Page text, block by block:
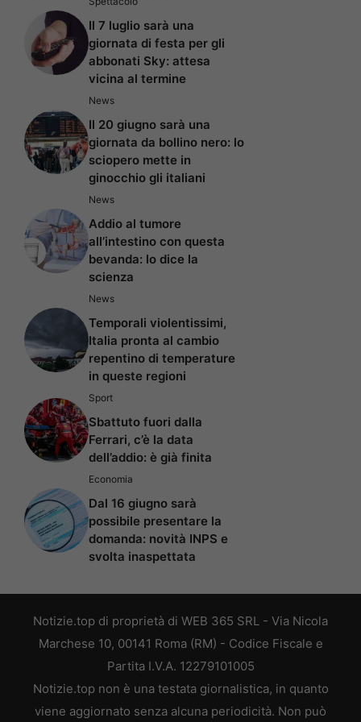
Il 7 luglio sarà una
giornata di festa per gli
abbonati Sky: attesa
vicina al termine
News
Il 20 giugno sarà una
giornata da bollino nero: lo
sciopero mette in
ginocchio gli italiani
News
Addio al tumore
all’intestino con questa
bevanda: lo dice la
scienza
News
Temporali violentissimi,
Italia pronta al cambio
repentino di temperature
in queste regioni
Sport
Sbattuto fuori dalla
Ferrari, c’è la data
dell’addio: è già finita
Economia
Dal 16 giugno sarà
possibile presentare la
domanda: novità INPS e
svolta inaspettata
Notizie.top di proprietà di WEB 365 SRL - Via Nicola
Marchese 10, 00141 Roma (RM) - Codice Fiscale e
Partita I.V.A. 12279101005
Notizie.top non è una testata giornalistica, in quanto
viene aggiornato senza alcuna periodicità. Non può